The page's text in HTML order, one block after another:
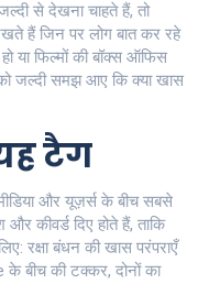
से देखना चाहते हैं, तो
हैं जिन पर लोग बात कर रहे
या फिल्मों की बॉक्स ऑफिस
जल्दी समझ आए कि क्या खास
टैग
और यूज़र्स के बीच सबसे
कीवर्ड दिए होते हैं, ताकि
रक्षा बंधन की खास परंपराएँ
बीच की टक्कर, दोनों का